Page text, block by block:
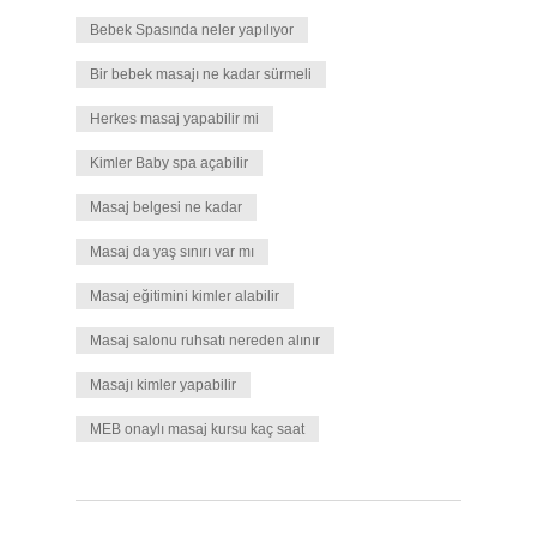
Bebek Spasında neler yapılıyor
Bir bebek masajı ne kadar sürmeli
Herkes masaj yapabilir mi
Kimler Baby spa açabilir
Masaj belgesi ne kadar
Masaj da yaş sınırı var mı
Masaj eğitimini kimler alabilir
Masaj salonu ruhsatı nereden alınır
Masajı kimler yapabilir
MEB onaylı masaj kursu kaç saat